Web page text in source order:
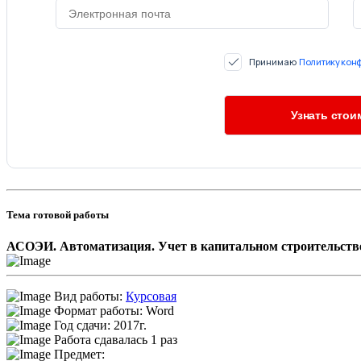
Принимаю Политику
Тема готовой работы
АСОЭИ. Автоматизация. Учет в капитальном
Вид работы: Курсовая
Формат работы: Word
Год сдачи: 2017г.
Работа сдавалась 1 раз
Предмет: